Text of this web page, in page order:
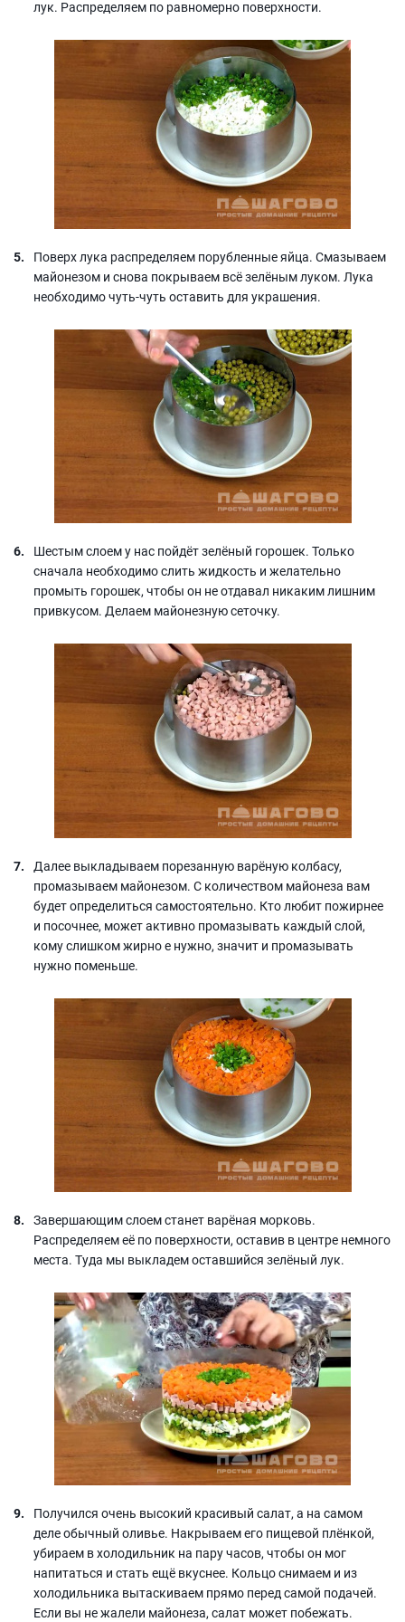
лук. Распределяем по равномерно поверхности.
Поверх лука распределяем порубленные яйца. Смазываем
майонезом и снова покрываем всё зелёным луком. Лука
необходимо чуть-чуть оставить для украшения.
Шестым слоем у нас пойдёт зелёный горошек. Только
сначала необходимо слить жидкость и желательно
промыть горошек, чтобы он не отдавал никаким лишним
привкусом. Делаем майонезную сеточку.
Далее выкладываем порезанную варёную колбасу,
промазываем майонезом. С количеством майонеза вам
будет определиться самостоятельно. Кто любит пожирнее
и посочнее, может активно промазывать каждый слой,
кому слишком жирно е нужно, значит и промазывать
нужно поменьше.
Завершающим слоем станет варёная морковь.
Распределяем её по поверхности, оставив в центре немного
места. Туда мы выкладем оставшийся зелёный лук.
Получился очень высокий красивый салат, а на самом
деле обычный оливье. Накрываем его пищевой плёнкой,
убираем в холодильник на пару часов, чтобы он мог
напитаться и стать ещё вкуснее. Кольцо снимаем и из
холодильника вытаскиваем прямо перед самой подачей.
Если вы не жалели майонеза, салат может побежать.